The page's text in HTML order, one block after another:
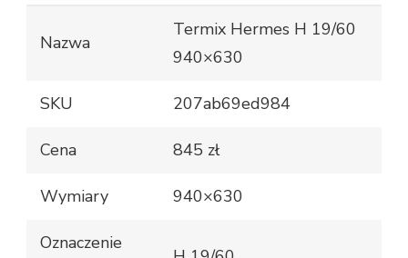
Nazwa
Termix Hermes H 19/60
940×630
SKU 207ab69ed984
Cena 845 zł
Wymiary 940×630
Oznaczenie